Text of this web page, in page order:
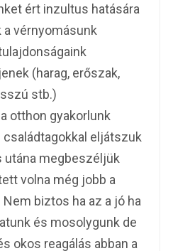
ért inzultus hatására
a vérnyomásunk
(harag, erőszak,
stb.)
otthon gyakorlunk
családtagokkal eljátszuk
utána megbeszéljük
volna még jobb a
Nem biztos ha az a jó ha
és mosolygunk de
okos reagálás abban a